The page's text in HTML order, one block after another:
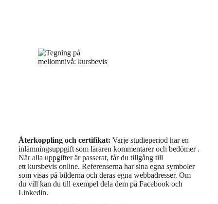
Återkoppling och certifikat: Varje studieperiod har en
inlämningsuppgift som läraren kommentarer och bedömer .
När alla uppgifter är passerat, får du tillgång till
ett kursbevis online. Referenserna har sina egna symboler
som visas på bilderna och deras egna webbadresser. Om
du vill kan du till exempel dela dem på Facebook och
Linkedin.